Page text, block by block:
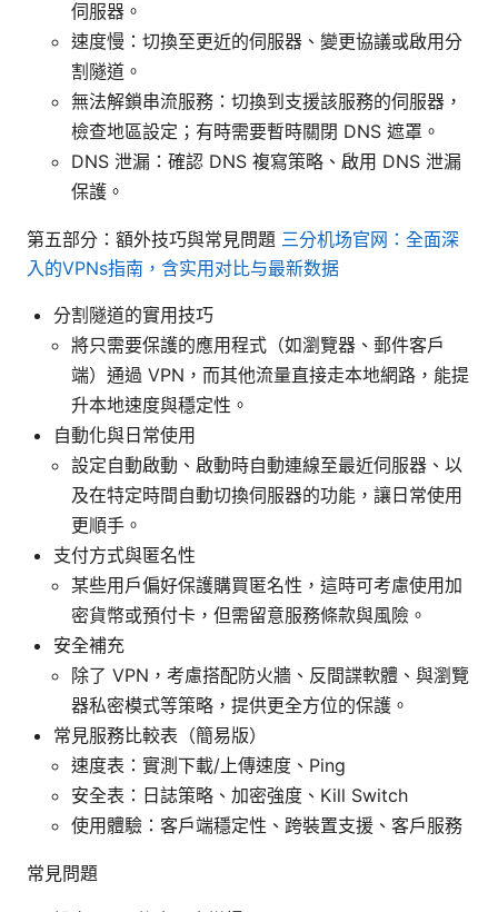
伺服器。
速度慢：切換至更近的伺服器、變更協議或啟用分
割隧道。
無法解鎖串流服務：切換到支援該服務的伺服器，
檢查地區設定；有時需要暫時關閉 DNS 遮罩。
DNS 泄漏：確認 DNS 複寫策略、啟用 DNS 泄漏
保護。
第五部分：額外技巧與常見問題 三分机场官网：全面深
入的VPNs指南，含实用对比与最新数据
分割隧道的實用技巧
將只需要保護的應用程式（如瀏覽器、郵件客戶
端）通過 VPN，而其他流量直接走本地網路，能提
升本地速度與穩定性。
自動化與日常使用
設定自動啟動、啟動時自動連線至最近伺服器、以
及在特定時間自動切換伺服器的功能，讓日常使用
更順手。
支付方式與匿名性
某些用戶偏好保護購買匿名性，這時可考慮使用加
密貨幣或預付卡，但需留意服務條款與風險。
安全補充
除了 VPN，考慮搭配防火牆、反間諜軟體、與瀏覽
器私密模式等策略，提供更全方位的保護。
常見服務比較表（簡易版）
速度表：實測下載/上傳速度、Ping
安全表：日誌策略、加密強度、Kill Switch
使用體驗：客戶端穩定性、跨裝置支援、客戶服務
常見問題